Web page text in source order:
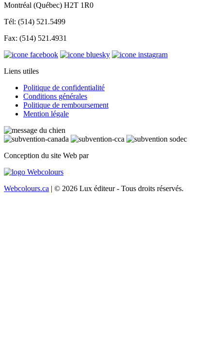
Montréal (Québec) H2T 1R0
Tél: (514) 521.5499
Fax: (514) 521.4931
Liens utiles
Politique de confidentialité
Conditions générales
Politique de remboursement
Mention légale
Conception du site Web par
Webcolours.ca | © 2026 Lux éditeur - Tous droits réservés.